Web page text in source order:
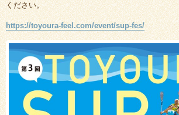
ください。
https://toyoura-feel.com/event/sup-fes/